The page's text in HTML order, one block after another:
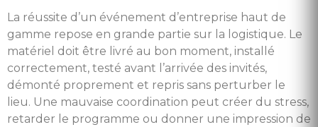
La réussite d’un événement d’entreprise haut de
gamme repose en grande partie sur la logistique. Le
matériel doit être livré au bon moment, installé
correctement, testé avant l’arrivée des invités,
démonté proprement et repris sans perturber le
lieu. Une mauvaise coordination peut créer du stress,
retarder le programme ou donner une impression de